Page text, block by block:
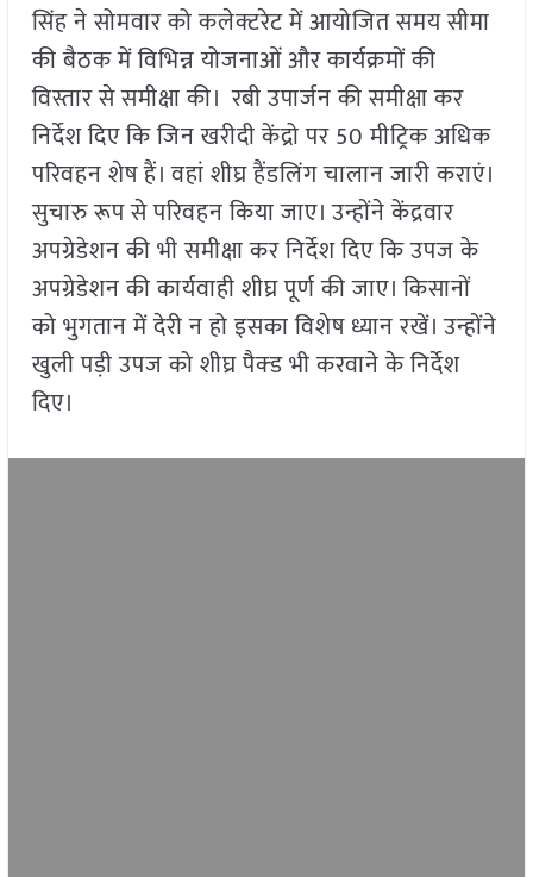
सिंह ने सोमवार को कलेक्टरेट में आयोजित समय सीमा
की बैठक में विभिन्न योजनाओं और कार्यक्रमों की
विस्तार से समीक्षा की। रबी उपार्जन की समीक्षा कर
निर्देश दिए कि जिन खरीदी केंद्रो पर 50 मीट्रिक अधिक
परिवहन शेष हैं। वहां शीघ्र हैंडलिंग चालान जारी कराएं।
सुचारु रूप से परिवहन किया जाए। उन्होंने केंद्रवार
अपग्रेडेशन की भी समीक्षा कर निर्देश दिए कि उपज के
अपग्रेडेशन की कार्यवाही शीघ्र पूर्ण की जाए। किसानों
को भुगतान में देरी न हो इसका विशेष ध्यान रखें। उन्होंने
खुली पड़ी उपज को शीघ्र पैक्ड भी करवाने के निर्देश
दिए।